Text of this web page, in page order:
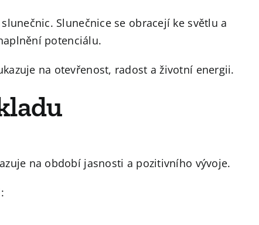
Slunečnice se obracejí ke světlu a
potenciálu.
na otevřenost, radost a životní energii.
na období jasnosti a pozitivního vývoje.